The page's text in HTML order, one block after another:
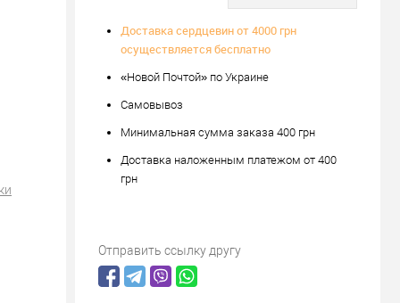
Доставка сердцевин от 4000 грн
осуществляется бесплатно
«Новой Почтой» по Украине
Самовывоз
Минимальная сумма заказа 400 грн
Доставка наложенным платежом от 400
грн
Отправить ссылку другу